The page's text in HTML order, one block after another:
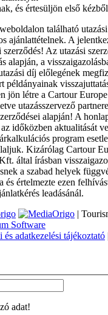
és értesüljön első
található
ajánlattételnek. A
Az utazási
alapján, a
díj előlegének
példányainak
jön létre a Cartour
utazásszervező
alapján! A
időközben aktualitását
program
Kizárólag Cartour
által írásban
a szabad helyek
és értelmezte ezen
leadásánál.
|
és adatkezelési tájékoztató
adat!